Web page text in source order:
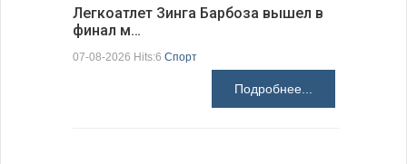
Легкоатлет Зинга Барбоза вышел в
финал м…
07-08-2026 Hits:6 Спорт
Подробнее...